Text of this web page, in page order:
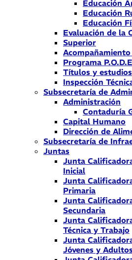
Educación
Educación
Educación
Evaluación de la
Superior
Programa
Títulos y estudios
Inspección
Subsecretaría de
Administración
Contaduría
Capital Humano
Dirección de
Subsecretaría de
Juntas
Junta
Inicial
Junta
Primaria
Junta
Secundaria
Junta
Técnica y Trabajo
Junta
Jóvenes y